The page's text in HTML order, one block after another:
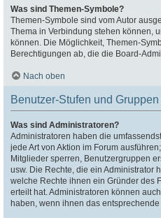
Was sind Themen-Symbole?
Themen-Symbole sind vom Autor
Thema in Verbindung stehen können,
können. Die Möglichkeit, Themen-
Berechtigungen ab, die die Board-
Nach oben
Benutzer-Stufen und Gruppen
Was sind Administratoren?
Administratoren haben die
jede Art von Aktion im Forum
Mitglieder sperren, Benutzergruppen
usw. Die Rechte, die ein Administrator
welche Rechte ihnen ein Gründer des
erteilt hat. Administratoren können
haben, wenn ihnen das